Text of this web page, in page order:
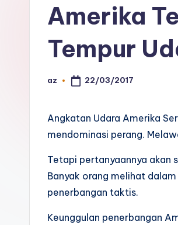
Amerika
Tempur
Posted
az 22/03/2017
Angkatan Udara Amerika
mendominasi perang.
Tetapi pertanyaannya akan
Banyak orang melihat
penerbangan taktis.
Keunggulan penerbangan